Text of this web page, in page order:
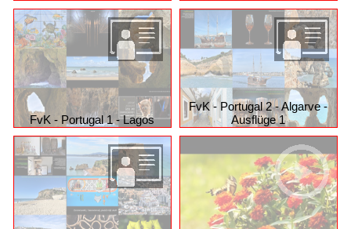
FvK - Portugal 1 - Lagos
FvK - Portugal 2 - Algarve -
Ausflüge 1